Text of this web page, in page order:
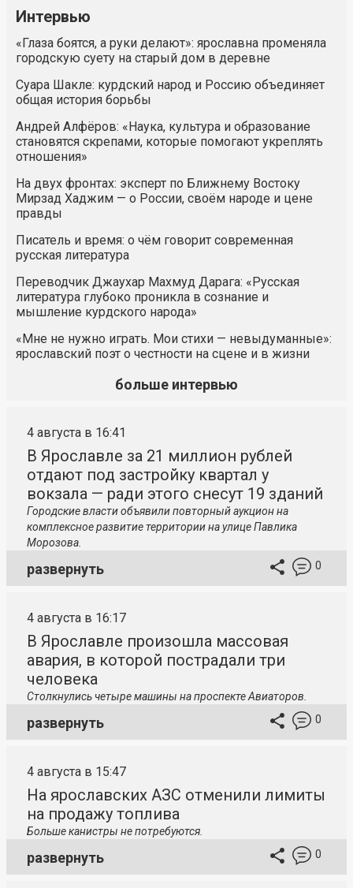
Интервью
«Глаза боятся, а руки делают»: ярославна променяла
городскую суету на старый дом в деревне
Суара Шакле: курдский народ и Россию объединяет
общая история борьбы
Андрей Алфёров: «Наука, культура и образование
становятся скрепами, которые помогают укреплять
отношения»
На двух фронтах: эксперт по Ближнему Востоку
Мирзад Хаджим — о России, своём народе и цене
правды
Писатель и время: о чём говорит современная
русская литература
Переводчик Джаухар Махмуд Дарага: «Русская
литература глубоко проникла в сознание и
мышление курдского народа»
«Мне не нужно играть. Мои стихи — невыдуманные»:
ярославский поэт о честности на сцене и в жизни
больше интервью
4 августа в 16:41
В Ярославле за 21 миллион рублей
отдают под застройку квартал у
вокзала — ради этого снесут 19 зданий
Городские власти объявили повторный аукцион на
комплексное развитие территории на улице Павлика
Морозова.
развернуть 0
4 августа в 16:17
В Ярославле произошла массовая
авария, в которой пострадали три
человека
Столкнулись четыре машины на проспекте Авиаторов.
развернуть 0
4 августа в 15:47
На ярославских АЗС отменили лимиты
на продажу топлива
Больше канистры не потребуются.
развернуть 0